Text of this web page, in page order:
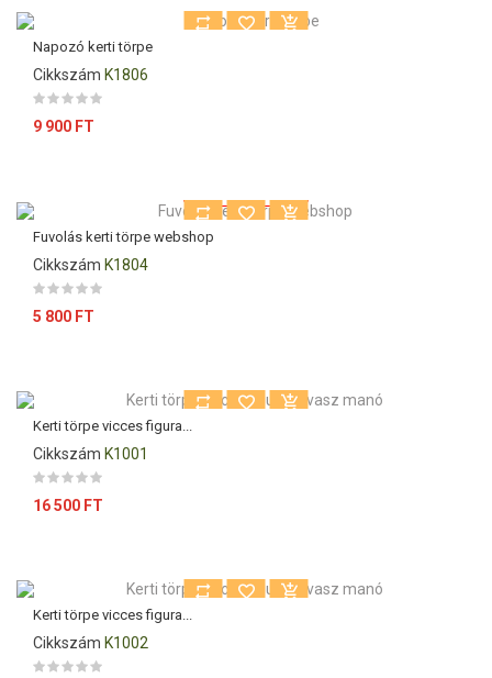
Napozó kerti törpe
Cikkszám K1806
Ár
9 900 FT
Fuvolás kerti törpe webshop
Cikkszám K1804
Ár
5 800 FT
Kerti törpe vicces figura...
Cikkszám K1001
Ár
16 500 FT
Kerti törpe vicces figura...
Cikkszám K1002